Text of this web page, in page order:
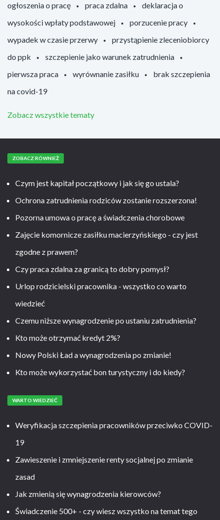
ogłoszenia o pracę
praca zdalna
deklaracja o
wysokości wpłaty podstawowej
porzucenie pracy
wypadek w czasie przerwy
przystąpienie zleceniobiorcy
do ppk
szczepienie jako warunek zatrudnienia
pierwsza praca
wyrównanie zasiłku
brak szczepienia
na covid-19
Zobacz wszystkie tematy
ZOBACZ RÓWNIEŻ
Czym jest kapitał początkowy i jak się go ustala?
Ochrona zatrudnienia rodziców zostanie rozszerzona!
Pozorna umowa o pracę a świadczenia chorobowe
Zajęcie komornicze zasiłku macierzyńskiego - czy jest
zgodne z prawem?
Czy praca zdalna za granicą to dobry pomysł?
Urlop rodzicielski pracownika - wszystko co warto
wiedzieć
Czemu niższe wynagrodzenie po ustaniu zatrudnienia?
Kto może otrzymać kredyt 2%?
Nowy Polski Ład a wynagrodzenia po zmianie!
Kto może wykorzystać bon turystyczny i do kiedy?
WARTO WIEDZIEĆ
Weryfikacja szczepienia pracowników przeciwko COVID-
19
Zawieszenie i zmniejszenie renty socjalnej po zmianie
zasad
Jak zmienią się wynagrodzenia kierowców?
Świadczenie 500+ - czy wiesz wszystko na temat tego